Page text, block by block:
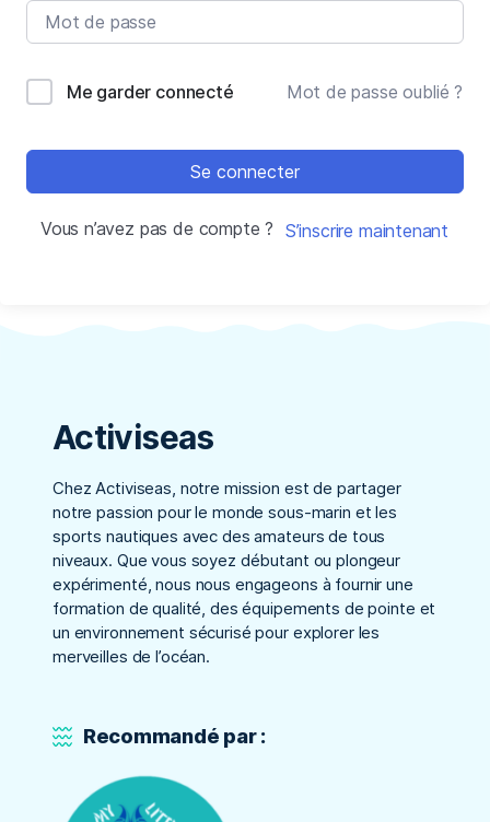
Me garder connecté Mot de passe oublié ?
Se connecter
Vous n’avez pas de compte ? S’inscrire maintenant
Activiseas
Chez Activiseas, notre mission est de partager
notre passion pour le monde sous-marin et les
sports nautiques avec des amateurs de tous
niveaux. Que vous soyez débutant ou plongeur
expérimenté, nous nous engageons à fournir une
formation de qualité, des équipements de pointe et
un environnement sécurisé pour explorer les
merveilles de l’océan.
Recommandé par :